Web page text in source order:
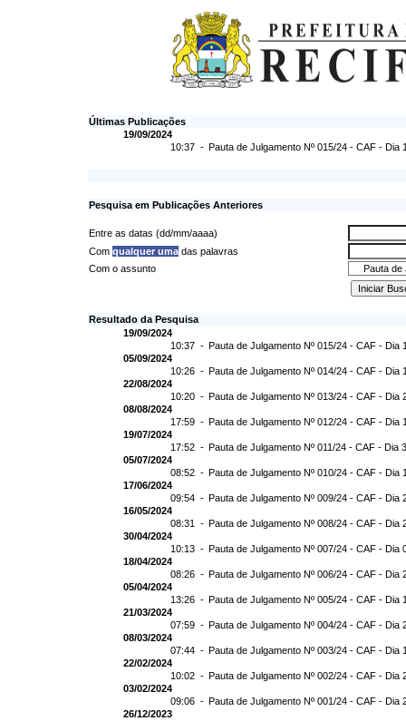
Últimas Publicações
19/09/2024
10:37 - Pauta de Julgamento Nº 015/24 - CAF - Dia
Pesquisa em Publicações Anteriores
Entre as datas (dd/mm/aaaa)
Com qualquer umadas palavras
Com o assunto
Resultado da Pesquisa
19/09/2024
10:37 - Pauta de Julgamento Nº 015/24 - CAF - Dia
05/09/2024
10:26 - Pauta de Julgamento Nº 014/24 - CAF - Dia
22/08/2024
10:20 - Pauta de Julgamento Nº 013/24 - CAF - Dia
08/08/2024
17:59 - Pauta de Julgamento Nº 012/24 - CAF - Dia
19/07/2024
17:52 - Pauta de Julgamento Nº 011/24 - CAF - Dia
05/07/2024
08:52 - Pauta de Julgamento Nº 010/24 - CAF - Dia
17/06/2024
09:54 - Pauta de Julgamento Nº 009/24 - CAF - Dia
16/05/2024
08:31 - Pauta de Julgamento Nº 008/24 - CAF - Dia
30/04/2024
10:13 - Pauta de Julgamento Nº 007/24 - CAF - Dia
18/04/2024
08:26 - Pauta de Julgamento Nº 006/24 - CAF - Dia
05/04/2024
13:26 - Pauta de Julgamento Nº 005/24 - CAF - Dia
21/03/2024
07:59 - Pauta de Julgamento Nº 004/24 - CAF - Dia
08/03/2024
07:44 - Pauta de Julgamento Nº 003/24 - CAF - Dia
22/02/2024
10:02 - Pauta de Julgamento Nº 002/24 - CAF - Dia
03/02/2024
09:06 - Pauta de Julgamento Nº 001/24 - CAF - Dia
26/12/2023